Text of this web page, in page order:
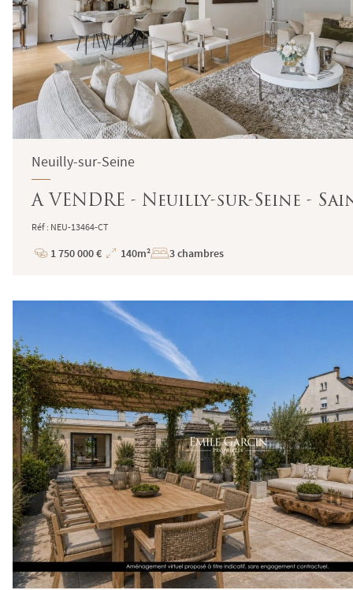
Neuilly-sur-Seine
A VENDRE - Neuilly-sur-Seine -
Réf : NEU-13464-CT
Prix
1 750 000 €
Superficie
140m² 3 chambres